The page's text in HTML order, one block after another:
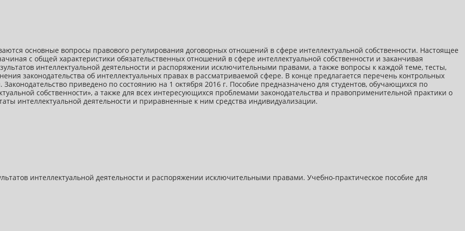
основные вопросы правового регулирования договорных отношений в сфере интеллектуальной собственности. Настоящее
с общей характеристики обязательственных отношений в сфере интеллектуальной собственности и заканчивая
интеллектуальной деятельности и распоряжении исключительными правами, а также вопросы к каждой теме, тесты,
законодательства об интеллектуальных правах в рассматриваемой сфере. В конце предлагается перечень контрольных
приведено по состоянию на 1 октября 2016 г. Пособие предназначено для студентов, обучающихся по
собственности», а также для всех интересующихся проблемами законодательства и правоприменительной практики о
интеллектуальной деятельности и приравненные к ним средства индивидуализации.
интеллектуальной деятельности и распоряжении исключительными правами. Учебно-практическое пособие для